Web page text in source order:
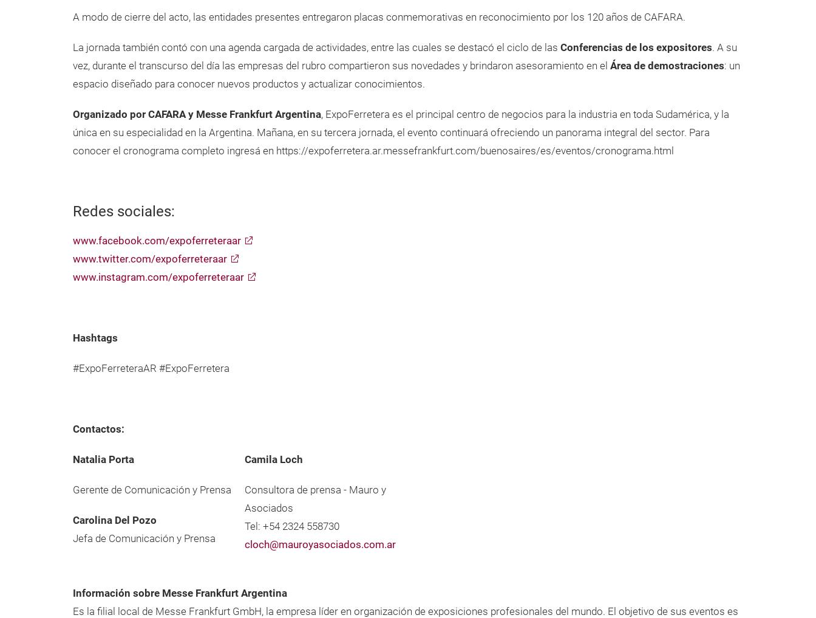
A modo de cierre del acto, las entidades presentes entregaron placas conmemorativas en reconocimiento por los 120 años de CAFARA.
La jornada también contó con una agenda cargada de actividades, entre las cuales se destacó el ciclo de las Conferencias de los expositores. A su
vez, durante el transcurso del día las empresas del rubro compartieron sus novedades y brindaron asesoramiento en el Área de demostraciones: un
espacio diseñado para conocer nuevos productos y actualizar conocimientos.
Organizado por CAFARA y Messe Frankfurt Argentina, ExpoFerretera es el principal centro de negocios para la industria en toda Sudamérica, y la
única en su especialidad en la Argentina. Mañana, en su tercera jornada, el evento continuará ofreciendo un panorama integral del sector. Para
conocer el cronograma completo ingresá en https://expoferretera.ar.messefrankfurt.com/buenosaires/es/eventos/cronograma.html
Redes sociales:
www.facebook.com/expoferreteraar
www.twitter.com/expoferreteraar
www.instagram.com/expoferreteraar
Hashtags
#ExpoFerreteraAR #ExpoFerretera
Contactos:
Natalia Porta
Gerente de Comunicación y Prensa
Carolina Del Pozo
Jefa de Comunicación y Prensa
Camila Loch
Consultora de prensa - Mauro y
Asociados
Tel: +54 2324 558730
cloch@mauroyasociados.com.ar
Información sobre Messe Frankfurt Argentina
Es la filial local de Messe Frankfurt GmbH, la empresa líder en organización de exposiciones profesionales del mundo. El objetivo de sus eventos es